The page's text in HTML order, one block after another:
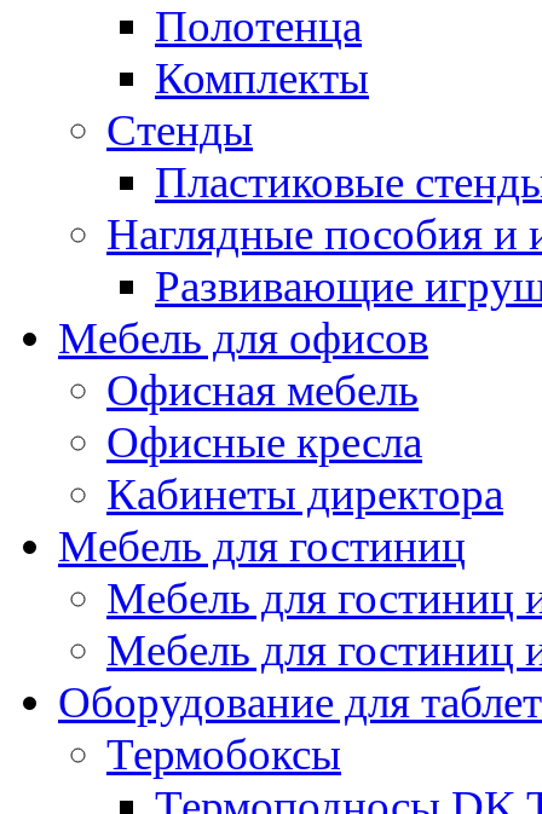
Полотенца
Комплекты
Стенды
Пластиковые
Наглядные пособия и
Развивающие
Мебель для офисов
Офисная мебель
Офисные кресла
Кабинеты директора
Мебель для гостиниц
Мебель для
Мебель для гостиниц
Оборудование для
Термобоксы